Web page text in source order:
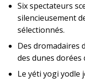
Six spectateurs
silencieusement
sélectionnés.
Des dromadaires
des dunes dorées
Le yéti yogi yodle